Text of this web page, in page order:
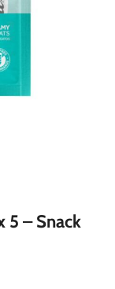
5 – Snack